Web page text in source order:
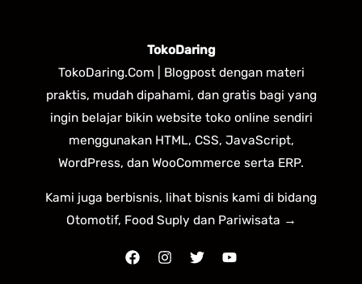
TokoDaring
TokoDaring.Com | Blogpost dengan materi
praktis, mudah dipahami, dan gratis bagi yang
ingin belajar bikin website toko online sendiri
menggunakan HTML, CSS, JavaScript,
WordPress, dan WooCommerce serta ERP.
Kami juga berbisnis, lihat bisnis kami di bidang
Otomotif, Food Suply dan Pariwisata →